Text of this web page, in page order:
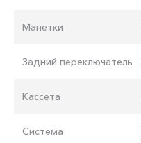
Манетки
Задний переключатель
Кассета
Система